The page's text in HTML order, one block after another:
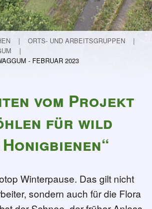
Schunter
eines Nationalparks in Guinea
in Hondelage
und Infos
Mit Krokussen (ver)-spekuliert …
Kleiner Kater - große Wirkung
- Die Macht der Inspiration oder
Ein Verhängnisvoller Anruf
Von der Mergelkuhle zum FUN
ORTS- UND ARBEITSGRUPPEN
- FEBRUAR 2023
vom Projekt
für wild
Winterpause. Das gilt nicht
sondern auch für die Flora